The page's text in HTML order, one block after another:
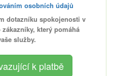
osobních údajů
dotazníku spokojenosti v
který pomáhá
služby.